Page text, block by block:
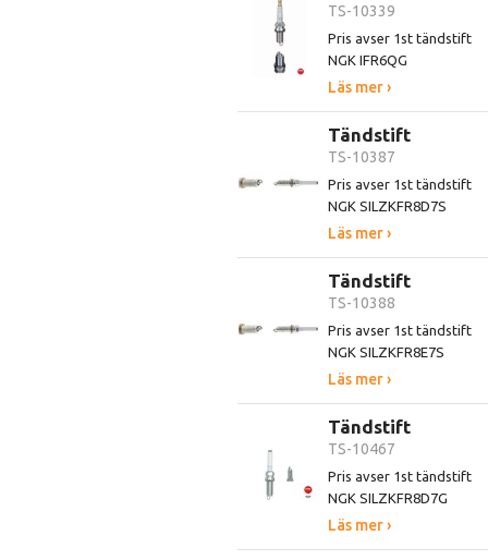
TS-10339
Pris avser 1st tändstift
NGK IFR6QG
Läs mer ›
Tändstift
TS-10387
Pris avser 1st tändstift
NGK SILZKFR8D7S
Läs mer ›
Tändstift
TS-10388
Pris avser 1st tändstift
NGK SILZKFR8E7S
Läs mer ›
Tändstift
TS-10467
Pris avser 1st tändstift
NGK SILZKFR8D7G
Läs mer ›